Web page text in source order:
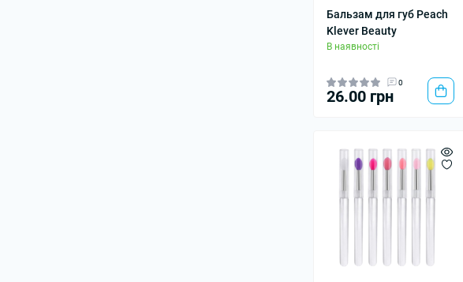
Бальзам для губ Peach
Klever Beauty
В наявності
0
26.00 грн